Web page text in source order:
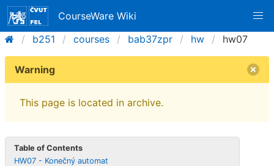
CourseWare Wiki
b251
courses bab37zpr hw hw07
Warning
This page is located in archive.
Table of Contents
HW07 - Konečný automat